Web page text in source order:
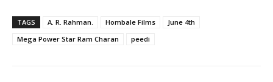
TAGS A. R. Rahman. Hombale Films
June 4th
Mega Power Star Ram Charan
peedi